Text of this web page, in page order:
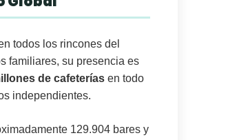
todos los rincones del
familiares, su presencia es
de cafeterías en todo
independientes.
129.904 bares y